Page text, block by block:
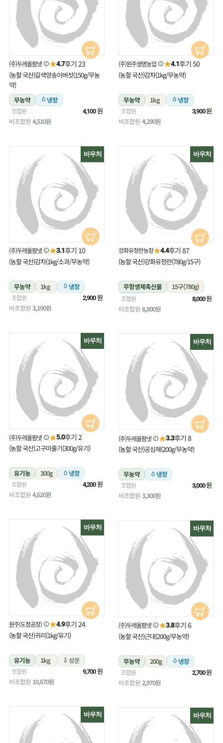
(주)두레올팜넷 ★4.7후기 23
(농할 국산)갈색양송이버섯(150g/무농
약)
무농약
냉장
조합원 4,100원
비조합원 4,510원
(주)원주생명농업 ★4.1후기 50
(농할 국산)감자(1kg/무농약)
무농약 1kg 냉장
조합원 3,900원
비조합원 4,290원
바우처
(주)두레올팜넷 ★3.1후기 10
(농할 국산)감자(1kg/소과/무농약)
무농약 1kg 냉장
조합원 2,900원
비조합원 3,190원
바우처
강화유정란농장★4.4후기 87
(농할 국산)강화유정란(780g/15구)
무항생제축산물
15구(780g)
냉장
조합원 8,000원
비조합원 8,800원
바우처
(주)두레올팜넷 ★5.0후기 2
(농할 국산)고구마줄기(300g/유기)
유기농 300g 냉장
조합원 4,200원
비조합원 4,620원
바우처
(주)두레올팜넷 ★3.3후기 8
(농할 국산)공심채(200g/무농약)
무농약 냉장
조합원 3,000원
비조합원 3,300원
바우처
원주(도정공장) ★4.9후기 24
(농할 국산)귀리(1kg/유기)
유기농 1kg 상온
조합원 9,700원
비조합원 10,670원
바우처
(주)두레올팜넷 ★3.8후기 6
(농할 국산)근대(200g/무농약)
무농약 200g 냉장
조합원 2,700원
비조합원 2,970원
바우처 바우처